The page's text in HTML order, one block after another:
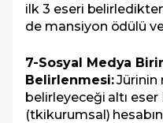
ilk 3 eseri
de mansiyon ödülü
7-Sosyal Medya
Belirlenmesi:Jürinin
belirleyeceği altı
(tkikurumsal)